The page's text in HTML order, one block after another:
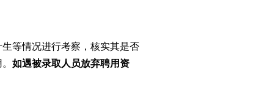
等情况进行考察，核实其是否
如遇被录取人员放弃聘用资